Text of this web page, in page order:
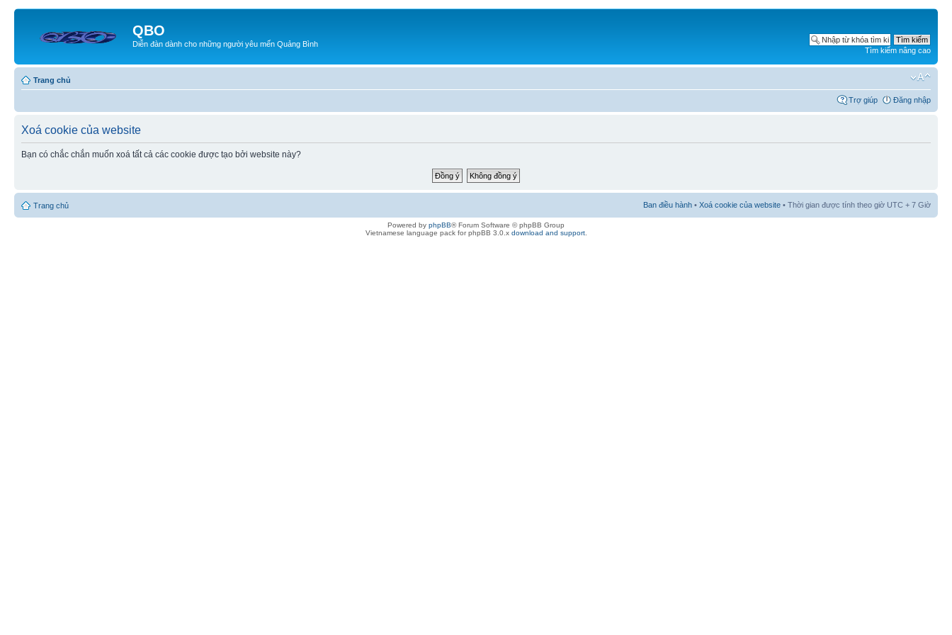
QBO
Diễn đàn dành cho những người yêu mến Quảng Bình
Tìm kiếm nâng cao
Trang chủ
Trợ giúp Đăng nhập
Xoá cookie của website
Bạn có chắc chắn muốn xoá tất cả các cookie được tạo bởi website này?
Trang chủ Ban điều hành • Xoá cookie của website • Thời gian được tính theo giờ UTC + 7 Giờ
Powered by phpBB® Forum Software © phpBB Group
Vietnamese language pack for phpBB 3.0.x download and support.